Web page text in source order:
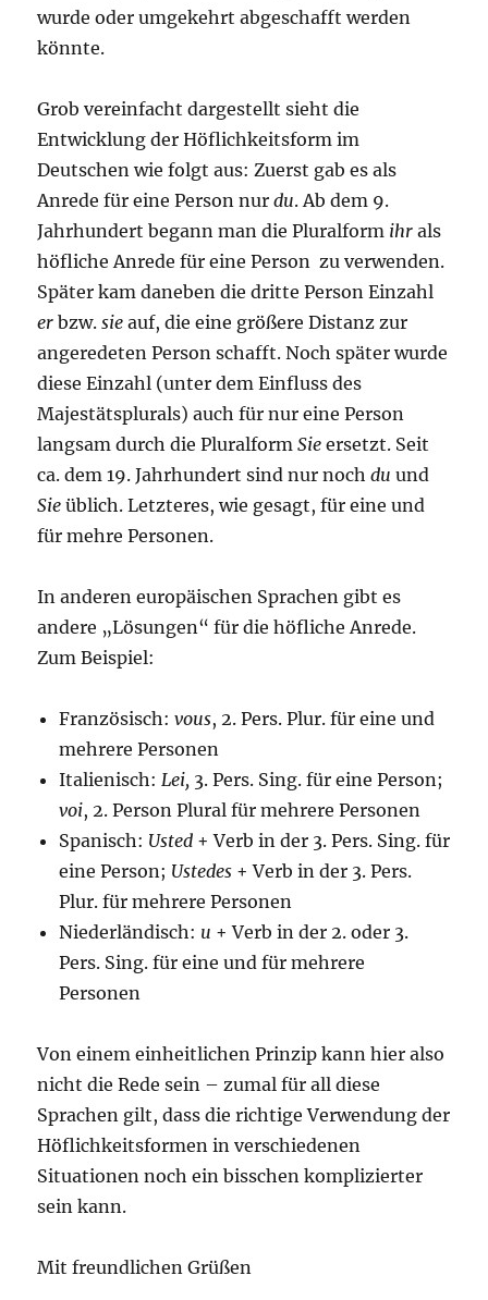
wurde oder umgekehrt abgeschafft werden
könnte.
Grob vereinfacht dargestellt sieht die
Entwicklung der Höflichkeitsform im
Deutschen wie folgt aus: Zuerst gab es als
Anrede für eine Person nurdu. Ab dem 9.
Jahrhundert begann man die Pluralform ihr als
höfliche Anrede für eine Person zu verwenden.
Später kam daneben die dritte Person Einzahl
er bzw.sie auf, die eine größere Distanz zur
angeredeten Person schafft. Noch später wurde
diese Einzahl (unter dem Einfluss des
Majestätsplurals) auch für nur eine Person
langsam durch die PluralformSie ersetzt. Seit
ca. dem 19. Jahrhundert sind nur nochdu und
Sie üblich. Letzteres, wie gesagt, für eine und
für mehre Personen.
In anderen europäischen Sprachen gibt es
andere „Lösungen“ für die höfliche Anrede.
Zum Beispiel:
Französisch:vous, 2. Pers. Plur. für eine und
mehrere Personen
Italienisch:Lei, 3. Pers. Sing. für eine Person;
voi, 2. Person Plural für mehrere Personen
Spanisch: Usted + Verb in der 3. Pers. Sing. für
eine Person; Ustedes + Verb in der 3. Pers.
Plur. für mehrere Personen
Niederländisch: u + Verb in der 2. oder 3.
Pers. Sing. für eine und für mehrere
Personen
Von einem einheitlichen Prinzip kann hier also
nicht die Rede sein – zumal für all diese
Sprachen gilt, dass die richtige Verwendung der
Höflichkeitsformen in verschiedenen
Situationen noch ein bisschen komplizierter
sein kann.
Mit freundlichen Grüßen